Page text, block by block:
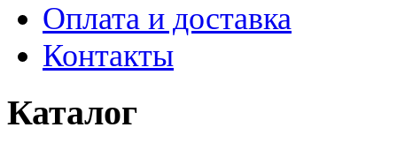
Оплата и доставка
Контакты
Каталог